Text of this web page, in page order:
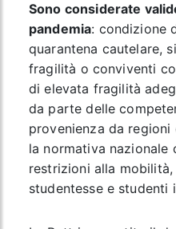
Sono considerate
pandemia: condizione
quarantena cautelare,
fragilità o conviventi
di elevata fragilità
da parte delle
provenienza da
la normativa nazionale
restrizioni alla
studentesse e studenti